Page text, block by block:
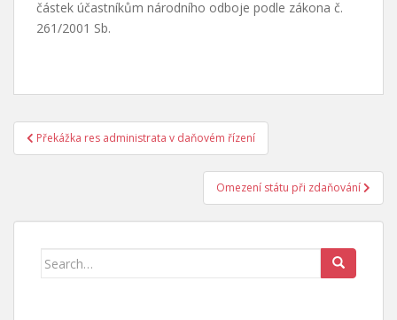
částek účastníkům národního odboje podle zákona č.
261/2001 Sb.
Navigace
pro
Překážka res administrata v daňovém řízení
Omezení státu při zdaňování
Search